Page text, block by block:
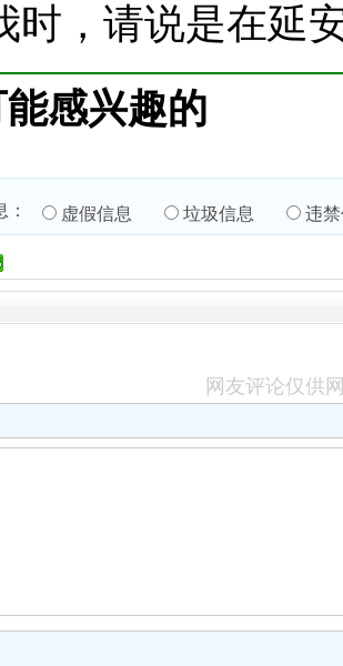
时，请说是在延
感兴趣的
虚假信息 垃圾信息 违
网友评论仅供